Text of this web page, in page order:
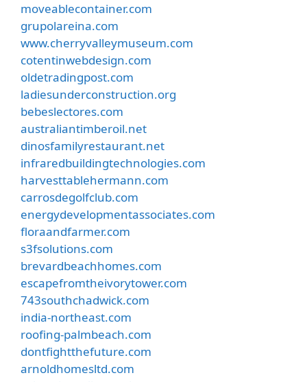
moveablecontainer.com
grupolareina.com
www.cherryvalleymuseum.com
cotentinwebdesign.com
oldetradingpost.com
ladiesunderconstruction.org
bebeslectores.com
australiantimberoil.net
dinosfamilyrestaurant.net
infraredbuildingtechnologies.com
harvesttablehermann.com
carrosdegolfclub.com
energydevelopmentassociates.com
floraandfarmer.com
s3fsolutions.com
brevardbeachhomes.com
escapefromtheivorytower.com
743southchadwick.com
india-northeast.com
roofing-palmbeach.com
dontfightthefuture.com
arnoldhomesltd.com